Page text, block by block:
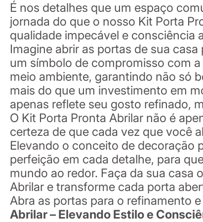
É nos detalhes que um espaço
jornada do que o nosso Kit Porta
qualidade impecável e consciência
Imagine abrir as portas de sua
um símbolo de compromisso com
meio ambiente, garantindo não só
mais do que um investimento em
apenas reflete seu gosto refinado,
O Kit Porta Pronta Abrilar não é
certeza de que cada vez que você
Elevando o conceito de decoração
perfeição em cada detalhe, para
mundo ao redor. Faça da sua casa
Abrilar e transforme cada porta
Abra as portas para o refinamento
Abrilar – Elevando Estilo e